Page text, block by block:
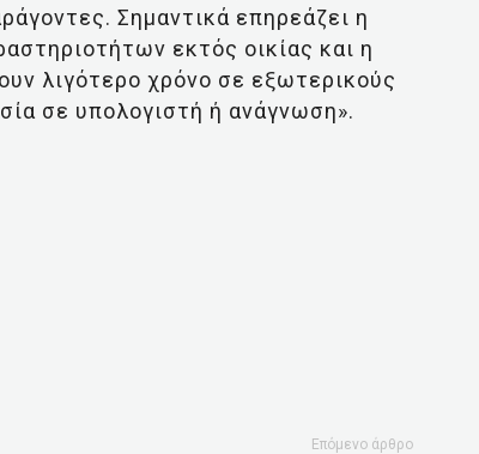
Σημαντικά επηρεάζει η
εκτός οικίας και η
λιγότερο χρόνο σε εξωτερικούς
σε υπολογιστή ή ανάγνωση».
Επόμενο άρθρο